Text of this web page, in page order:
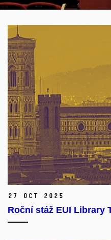
27 Oct 2025
Roční stáž EUI Library